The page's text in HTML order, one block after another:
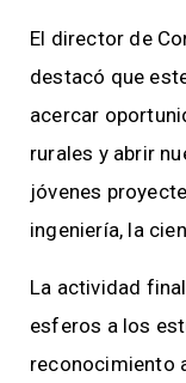
El director de
destacó que
acercar
rurales y abrir
jóvenes
ingeniería, la
La actividad
esferos a los
reconocimiento